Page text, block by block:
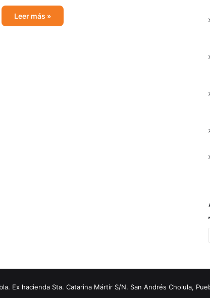
Leer más »
Ex hacienda Sta. Catarina Mártir S/N. San Andrés Cholula,